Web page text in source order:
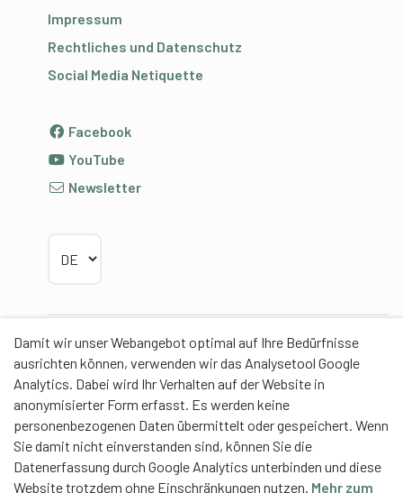
Damit wir unser Webangebot optimal auf Ihre Bedürfnisse
ausrichten können, verwenden wir das Analysetool Google
Analytics. Dabei wird Ihr Verhalten auf der Website in
anonymisierter Form erfasst. Es werden keine
personenbezogenen Daten übermittelt oder gespeichert. Wenn
Sie damit nicht einverstanden sind, können Sie die
Datenerfassung durch Google Analytics unterbinden und diese
Website trotzdem ohne Einschränkungen nutzen. Mehr zum
Impressum
Rechtliches und Datenschutz
Social Media Netiquette
Facebook
YouTube
Newsletter
Partner
Contentpartner